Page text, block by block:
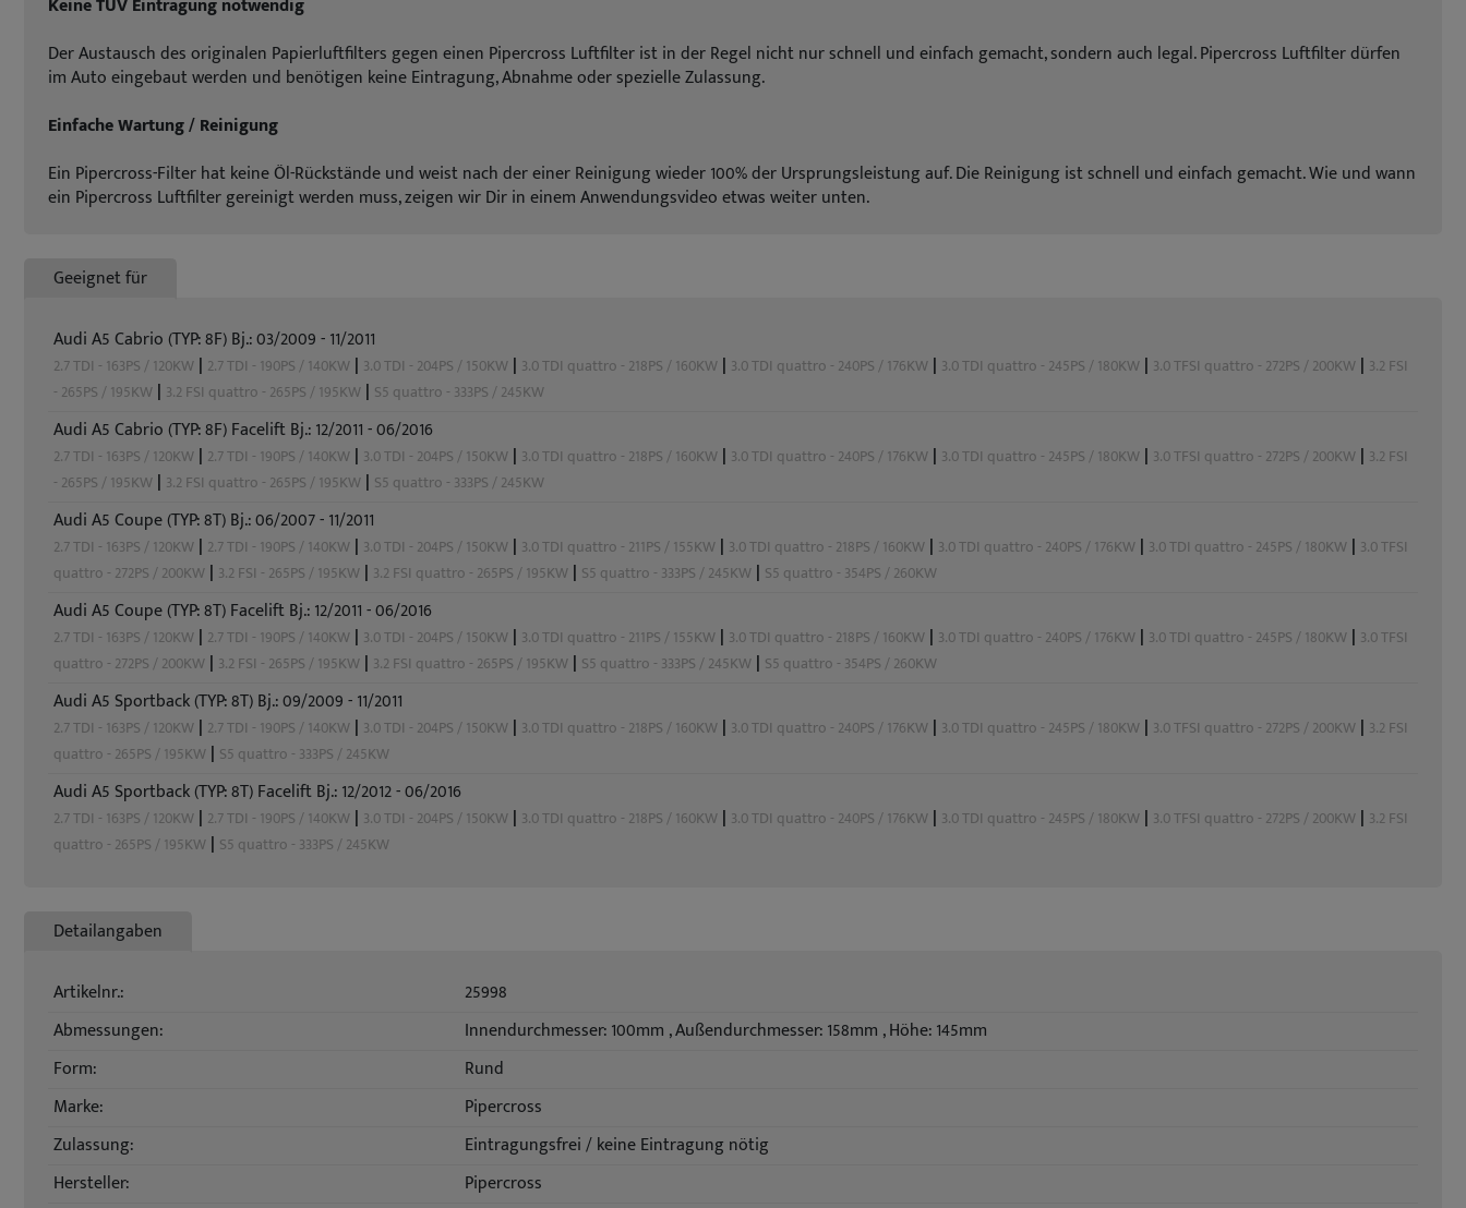
Keine TÜV Eintragung notwendig
Der Austausch des originalen Papierluftfilters gegen einen Pipercross Luftfilter ist in der Regel nicht nur schnell und einfach gemacht, sondern auch legal. Pipercross Luftfilter dürfen
im Auto eingebaut werden und benötigen keine Eintragung, Abnahme oder spezielle Zulassung.
Einfache Wartung / Reinigung
Ein Pipercross-Filter hat keine Öl-Rückstände und weist nach der einer Reinigung wieder 100% der Ursprungsleistung auf. Die Reinigung ist schnell und einfach gemacht. Wie und wann
ein Pipercross Luftfilter gereinigt werden muss, zeigen wir Dir in einem Anwendungsvideo etwas weiter unten.
Geeignet für
Audi A5 Cabrio (TYP: 8F) Bj.: 03/2009 - 11/2011
2.7 TDI - 163PS / 120KW | 2.7 TDI - 190PS / 140KW | 3.0 TDI - 204PS / 150KW | 3.0 TDI quattro - 218PS / 160KW | 3.0 TDI quattro - 240PS / 176KW | 3.0 TDI quattro - 245PS / 180KW | 3.0 TFSI quattro - 272PS / 200KW | 3.2 FSI
- 265PS / 195KW | 3.2 FSI quattro - 265PS / 195KW | S5 quattro - 333PS / 245KW
Audi A5 Cabrio (TYP: 8F) Facelift Bj.: 12/2011 - 06/2016
2.7 TDI - 163PS / 120KW | 2.7 TDI - 190PS / 140KW | 3.0 TDI - 204PS / 150KW | 3.0 TDI quattro - 218PS / 160KW | 3.0 TDI quattro - 240PS / 176KW | 3.0 TDI quattro - 245PS / 180KW | 3.0 TFSI quattro - 272PS / 200KW | 3.2 FSI
- 265PS / 195KW | 3.2 FSI quattro - 265PS / 195KW | S5 quattro - 333PS / 245KW
Audi A5 Coupe (TYP: 8T) Bj.: 06/2007 - 11/2011
2.7 TDI - 163PS / 120KW | 2.7 TDI - 190PS / 140KW | 3.0 TDI - 204PS / 150KW | 3.0 TDI quattro - 211PS / 155KW | 3.0 TDI quattro - 218PS / 160KW | 3.0 TDI quattro - 240PS / 176KW | 3.0 TDI quattro - 245PS / 180KW | 3.0 TFSI
quattro - 272PS / 200KW | 3.2 FSI - 265PS / 195KW | 3.2 FSI quattro - 265PS / 195KW | S5 quattro - 333PS / 245KW | S5 quattro - 354PS / 260KW
Audi A5 Coupe (TYP: 8T) Facelift Bj.: 12/2011 - 06/2016
2.7 TDI - 163PS / 120KW | 2.7 TDI - 190PS / 140KW | 3.0 TDI - 204PS / 150KW | 3.0 TDI quattro - 211PS / 155KW | 3.0 TDI quattro - 218PS / 160KW | 3.0 TDI quattro - 240PS / 176KW | 3.0 TDI quattro - 245PS / 180KW | 3.0 TFSI
quattro - 272PS / 200KW | 3.2 FSI - 265PS / 195KW | 3.2 FSI quattro - 265PS / 195KW | S5 quattro - 333PS / 245KW | S5 quattro - 354PS / 260KW
Audi A5 Sportback (TYP: 8T) Bj.: 09/2009 - 11/2011
2.7 TDI - 163PS / 120KW | 2.7 TDI - 190PS / 140KW | 3.0 TDI - 204PS / 150KW | 3.0 TDI quattro - 218PS / 160KW | 3.0 TDI quattro - 240PS / 176KW | 3.0 TDI quattro - 245PS / 180KW | 3.0 TFSI quattro - 272PS / 200KW | 3.2 FSI
quattro - 265PS / 195KW | S5 quattro - 333PS / 245KW
Audi A5 Sportback (TYP: 8T) Facelift Bj.: 12/2012 - 06/2016
2.7 TDI - 163PS / 120KW | 2.7 TDI - 190PS / 140KW | 3.0 TDI - 204PS / 150KW | 3.0 TDI quattro - 218PS / 160KW | 3.0 TDI quattro - 240PS / 176KW | 3.0 TDI quattro - 245PS / 180KW | 3.0 TFSI quattro - 272PS / 200KW | 3.2 FSI
quattro - 265PS / 195KW | S5 quattro - 333PS / 245KW
Detailangaben
Artikelnr.:
25998
Abmessungen:
Innendurchmesser: 100mm , Außendurchmesser: 158mm , Höhe: 145mm
Form:
Rund
Marke:
Pipercross
Zulassung:
Eintragungsfrei / keine Eintragung nötig
Hersteller:
Pipercross